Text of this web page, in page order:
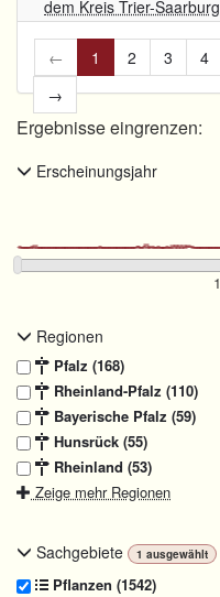
dem Kreis Trier-Saarburg
← 1 2 3 4
→
Ergebnisse eingrenzen:
Erscheinungsjahr
Regionen
Pfalz (168)
Rheinland-Pfalz (110)
Bayerische Pfalz (59)
Hunsrück (55)
Rheinland (53)
Zeige mehr Regionen
Sachgebiete 1 ausgewählt
Pflanzen (1542)